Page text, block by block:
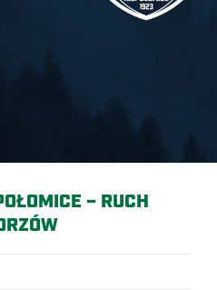
– RUCH